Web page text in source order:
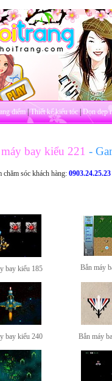
điểm|Thiết kế kiểu tóc|Dọn dẹp
bay kiểu 221 -
chăm sóc khách hàng:0903.24.25.23
bay kiểu 185 Bắn máy
bay kiểu 240 Bắn máy